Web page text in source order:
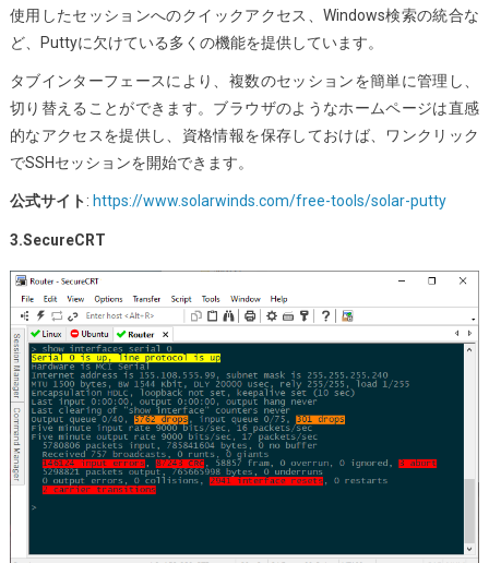
使用したセッションへのクイックアクセス、Windows検索の統合な
ど、Puttyに欠けている多くの機能を提供しています。
タブインターフェースにより、複数のセッションを簡単に管理し、
切り替えることができます。ブラウザのようなホームページは直感
的なアクセスを提供し、資格情報を保存しておけば、ワンクリック
でSSHセッションを開始できます。
公式サイト: https://www.solarwinds.com/free-tools/solar-putty
3.SecureCRT